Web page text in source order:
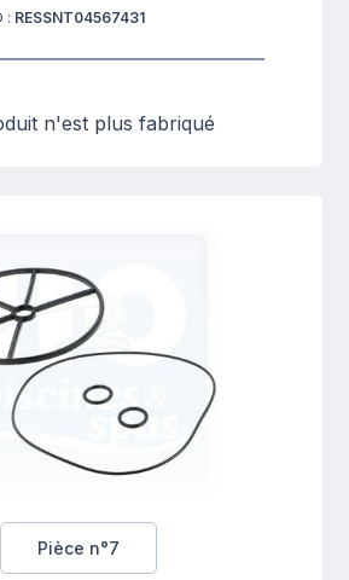
: RESSNT04567431
n'est plus fabriqué
Pièce n°7